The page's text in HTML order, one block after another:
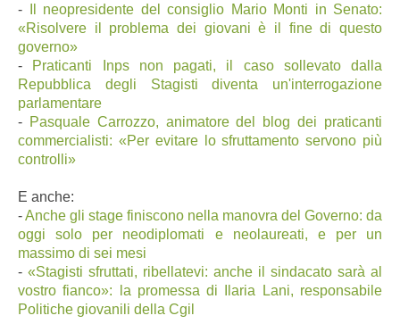
-
Il neopresidente del consiglio Mario Monti in Senato:
«Risolvere il problema dei giovani è il fine di questo
governo»
-
Praticanti Inps non pagati, il caso sollevato dalla
Repubblica degli Stagisti diventa un'interrogazione
parlamentare
- Pasquale Carrozzo, animatore del blog dei praticanti
commercialisti: «Per evitare lo sfruttamento servono più
controlli»
E anche:
-Anche gli stage finiscono nella manovra del Governo: da
oggi solo per neodiplomati e neolaureati, e per un
massimo di sei mesi
- «Stagisti sfruttati, ribellatevi: anche il sindacato sarà al
vostro fianco»: la promessa di Ilaria Lani, responsabile
Politiche giovanili della Cgil